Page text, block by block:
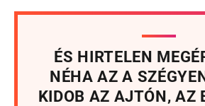
ÉS HIRTELEN
NÉHA AZ A
KIDOB AZ AJTÓN, AZ